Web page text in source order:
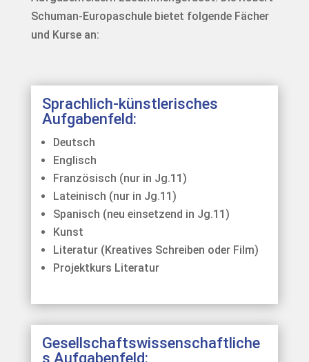
Schuman-Europaschule bietet folgende Fächer
und Kurse an:
Sprachlich-künstlerisches
Aufgabenfeld:
Deutsch
Englisch
Französisch (nur in Jg.11)
Lateinisch (nur in Jg.11)
Spanisch (neu einsetzend in Jg.11)
Kunst
Literatur (Kreatives Schreiben oder Film)
Projektkurs Literatur
Gesellschaftswissenschaftliche
s Aufgabenfeld: